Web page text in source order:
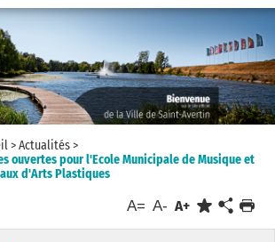
>Actualités>
ouvertes pour l'Ecole Municipale de Musique et
d'Arts Plastiques
A= A- A+